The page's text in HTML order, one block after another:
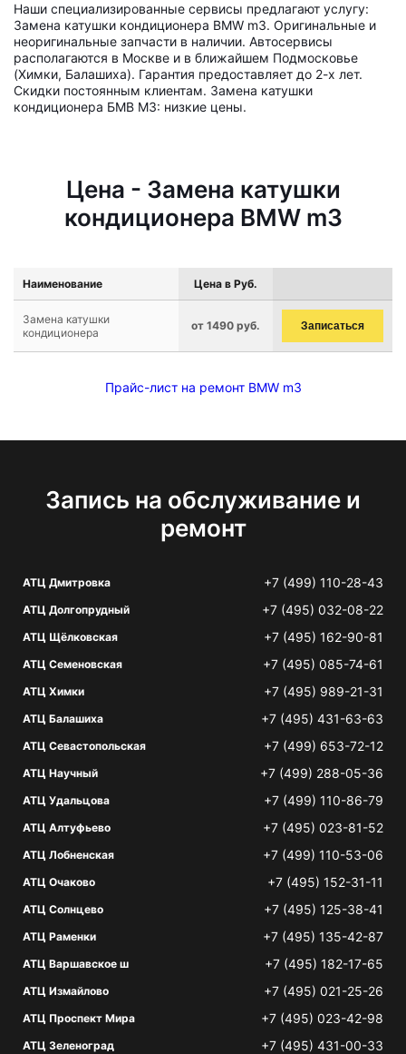
Наши специализированные сервисы предлагают услугу:
Замена катушки кондиционера BMW m3. Оригинальные и
неоригинальные запчасти в наличии. Автосервисы
располагаются в Москве и в ближайшем Подмосковье
(Химки, Балашиха). Гарантия предоставляет до 2-х лет.
Скидки постоянным клиентам. Замена катушки
кондиционера БМВ М3: низкие цены.
Цена - Замена катушки
кондиционера BMW m3
Наименование Цена в Руб.
Замена катушки
кондиционера
от 1490 руб. Записаться
Прайс-лист на ремонт BMW m3
Запись на обслуживание и
ремонт
АТЦ Дмитровка +7 (499) 110-28-43
АТЦ Долгопрудный +7 (495) 032-08-22
АТЦ Щёлковская +7 (495) 162-90-81
АТЦ Семеновская +7 (495) 085-74-61
АТЦ Химки +7 (495) 989-21-31
АТЦ Балашиха +7 (495) 431-63-63
АТЦ Севастопольская +7 (499) 653-72-12
АТЦ Научный +7 (499) 288-05-36
АТЦ Удальцова +7 (499) 110-86-79
АТЦ Алтуфьево +7 (495) 023-81-52
АТЦ Лобненская +7 (499) 110-53-06
АТЦ Очаково +7 (495) 152-31-11
АТЦ Солнцево +7 (495) 125-38-41
АТЦ Раменки +7 (495) 135-42-87
АТЦ Варшавское ш +7 (495) 182-17-65
АТЦ Измайлово +7 (495) 021-25-26
АТЦ Проспект Мира +7 (495) 023-42-98
АТЦ Зеленоград +7 (495) 431-00-33